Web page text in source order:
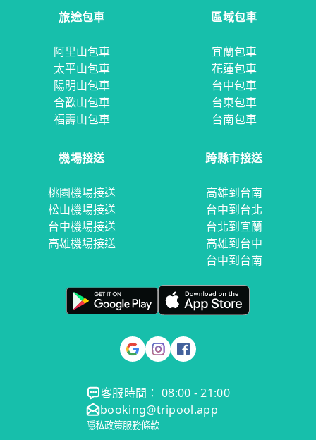
旅途包車
阿里山包車
太平山包車
陽明山包車
合歡山包車
福壽山包車
區域包車
宜蘭包車
花蓮包車
台中包車
台東包車
台南包車
機場接送
桃園機場接送
松山機場接送
台中機場接送
高雄機場接送
跨縣市接送
高雄到台南
台中到台北
台北到宜蘭
高雄到台中
台中到台南
客服時間： 08:00 - 21:00
booking@tripool.app
隱私政策服務條款